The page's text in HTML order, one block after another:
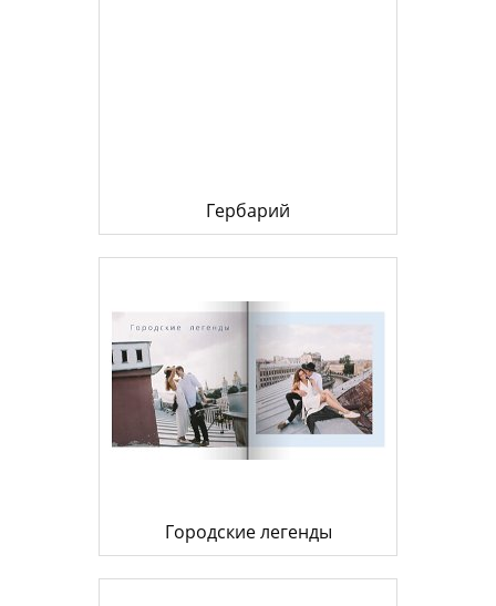
Гербарий
Городские легенды